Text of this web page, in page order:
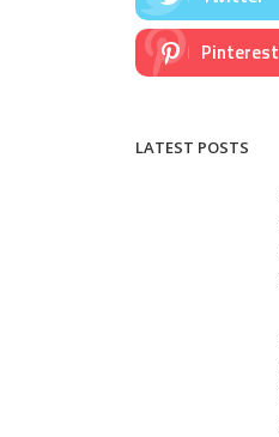
Pinterest
LATEST POSTS